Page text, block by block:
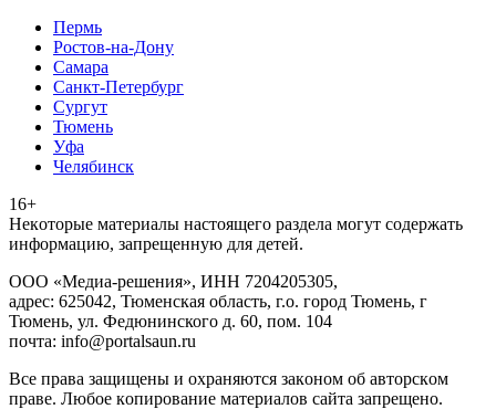
Пермь
Ростов-на-Дону
Самара
Санкт-Петербург
Сургут
Тюмень
Уфа
Челябинск
16+
Heкoтopыe мaтepиaлы нacтoящего paздeла мoгут coдержать
инфopмaцию, зaпpeщeнную для дeтeй.
ООО «Медиа-решения», ИНН 7204205305,
адрес: 625042, Тюменская область, г.о. город Тюмень, г
Тюмень, ул. Федюнинского д. 60, пом. 104
почта: info@portalsaun.ru
Вce прaвa зaщищeны и oxpaняютcя зaкoнoм oб aвтopcкoм
прaве. Любoe кoпиpoвaниe мaтepиaлов caйтa зaпpeщeнo.